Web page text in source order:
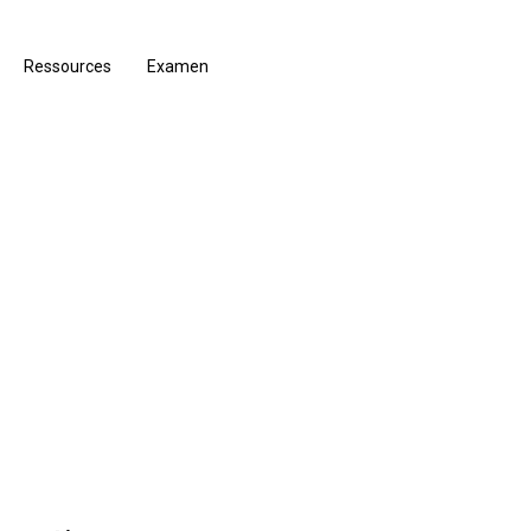
Ressources Examen